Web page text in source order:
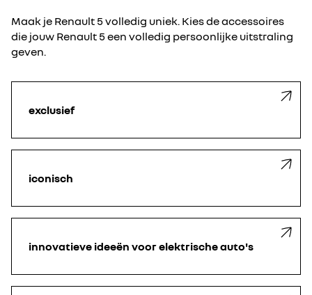
Maak je Renault 5 volledig uniek. Kies de accessoires
die jouw Renault 5 een volledig persoonlijke uitstraling
geven.
exclusief
iconisch
innovatieve ideeën voor elektrische auto's